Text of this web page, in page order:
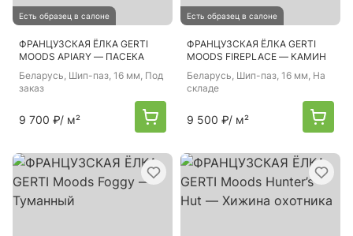
Есть образец в салоне
ФРАНЦУЗСКАЯ ЁЛКА GERTI
MOODS APIARY — ПАСЕКА
Беларусь, Шип-паз, 16 мм, Под
заказ
9 700 ₽/ м²
Есть образец в салоне
ФРАНЦУЗСКАЯ ЁЛКА GERTI
MOODS FIREPLACE — КАМИН
Беларусь, Шип-паз, 16 мм, На
складе
9 500 ₽/ м²